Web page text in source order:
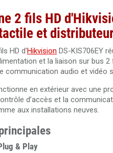
2 fils HD
et
HD d'Hikvision DS-KIS706EY
et la liaison sur bus
communication audio et vidéo
en extérieur avec une
d’accès et la
aux installations neuves.
& Play